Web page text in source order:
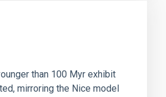
than 100 Myr exhibit
mirroring the Nice model